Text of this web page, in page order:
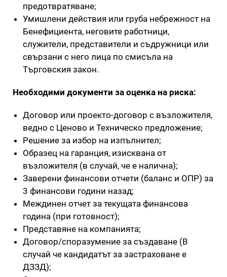
предотвратяване;
Умишлени действия или груба небрежност на
Бенефициента, неговите работници,
служители, представители и съдружници или
свързани с него лица по смисъла на
Търговския закон.
Необходими документи за оценка на риска:
Договор или проекто-договор с възложителя,
ведно с Ценово и Техническо предложение;
Решение за избор на изпълнител;
Образец на гаранция, изисквана от
възложителя (в случай, че е налична);
Заверени финансови отчети (баланс и ОПР) за
3 финансови години назад;
Междинен отчет за текущата финансова
година (при готовност);
Представяне на компанията;
Договор/споразумение за създаване (В
случай че кандидатът за застраховане е
ДЗЗД);